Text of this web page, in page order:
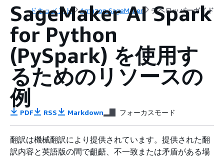
ドキュメント Amazon SageMaker デベロッパーガイド
SageMaker AI Spark
for Python
(PySpark) を使用す
るためのリソースの
例
PDF RSS Markdown フォーカスモード
翻訳は機械翻訳により提供されています。提供された翻
訳内容と英語版の間で齟齬、不一致または矛盾がある場